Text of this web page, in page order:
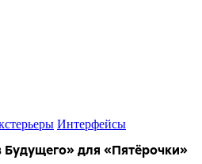
Интерфейсы
для «Пятёрочки»